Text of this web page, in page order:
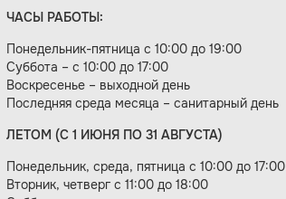
ЧАСЫ РАБОТЫ:
Понедельник-пятница с 10:00 до 19:00
Суббота – с 10:00 до 17:00
Воскресенье – выходной день
Последняя среда месяца – санитарный день
ЛЕТОМ (С 1 ИЮНЯ ПО 31 АВГУСТА)
Понедельник, среда, пятница с 10:00 до 17:00
Вторник, четверг с 11:00 до 18:00
студия «Цифровой век»